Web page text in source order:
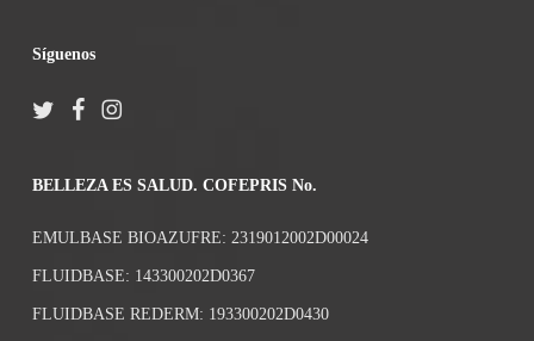
Síguenos
BELLEZA ES SALUD. COFEPRIS No.
EMULBASE BIOAZUFRE: 2319012002D00024
FLUIDBASE: 143300202D0367
FLUIDBASE REDERM: 193300202D0430